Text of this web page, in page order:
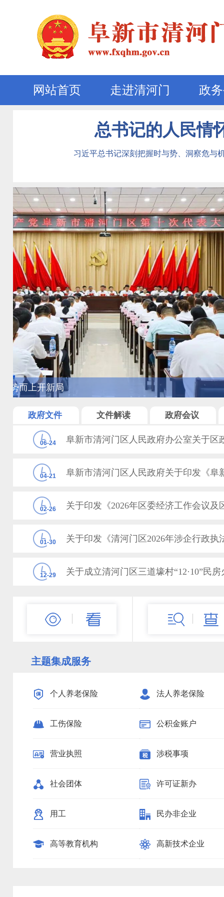
网站首页 走进清河门 政
总书记的人民情
习近平总书记深刻把握时与势、洞察危与
区委常委会召开会议
政府文件 文件解读 政府会议
06-24 阜新市清河门区人民政府办公室关于区
04-21
02-26
01-30 关于印发《清河门区2026年涉企行政执
12-29 关于成立清河门区三道壕村“12·10”民
主题集成服务
个人养老保险 法人养老保险
工伤保险 公积金账户
营业执照 涉税事项
社会团体 许可证新办
用工 民办非企业
高等教育机构 高新技术企业